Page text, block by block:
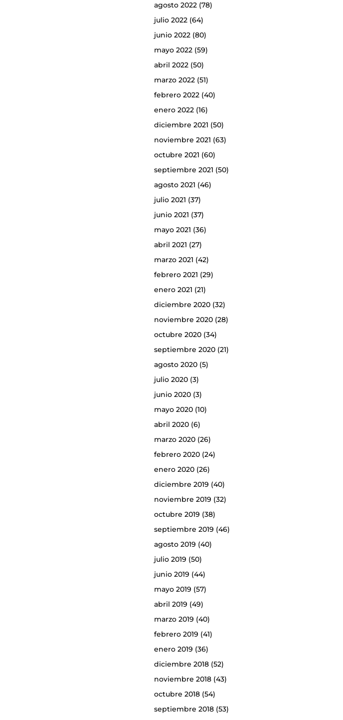
agosto 2022(78)
julio 2022(64)
junio 2022(80)
mayo 2022(59)
abril 2022(50)
marzo 2022(51)
febrero 2022(40)
enero 2022(16)
diciembre 2021 (50)
noviembre 2021 (63)
octubre 2021 (60)
septiembre 2021 (50)
agosto 2021 (46)
julio 2021 (37)
junio 2021 (37)
mayo 2021 (36)
abril 2021 (27)
marzo 2021 (42)
febrero 2021 (29)
enero 2021 (21)
diciembre 2020(32)
noviembre 2020(28)
octubre 2020(34)
septiembre 2020(21)
agosto 2020(5)
julio 2020(3)
junio 2020(3)
mayo 2020(10)
abril 2020(6)
marzo 2020(26)
febrero 2020(24)
enero 2020(26)
diciembre 2019 (40)
noviembre 2019 (32)
octubre 2019 (38)
septiembre 2019 (46)
agosto 2019 (40)
julio 2019 (50)
junio 2019 (44)
mayo 2019 (57)
abril 2019 (49)
marzo 2019 (40)
febrero 2019 (41)
enero 2019 (36)
diciembre 2018(52)
noviembre 2018(43)
octubre 2018(54)
septiembre 2018(53)